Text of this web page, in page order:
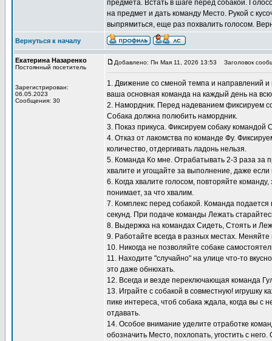
предмета. Встать в шаге перед собакой.
на предмет и дать команду Место. Рукой с
выпрямиться, еще раз похвалить голосом.
Вернуться к началу
Екатерина Назаренко
Постоянный посетитель
Зарегистрирован:
06.05.2023
Сообщения: 30
Добавлено: Пн Мая 11, 2026 13:53 Заголовок
1. Движение со сменой темпа и направлений
ваша основная команда на каждый день на
2. Намордник. Перед надеванием фиксируем
Собака должна полюбить намордник.
3. Показ прикуса. Фиксируем собаку
4. Отказ от лакомства по команде Фу.
количество, отдергивать ладонь нельзя.
5. Команда Ко мне. Отрабатывать 2-3 раза за
хвалите и угощайте за выполнение, даже
6. Когда хвалите голосом, повторяйте
понимает, за что хвалим.
7. Комплекс перед собакой. Команда
секунд. При подаче команды Лежать
8. Выдержка на командах Сидеть, Стоять и
9. Работайте всегда в разных местах. Меняйте
10. Никогда не позволяйте собаке
11. Находите "случайно" на улице что-то
это даже обнюхать.
12. Всегда и везде переключающая команда
13. Играйте с собакой в совместную! игрушку
пике интереса, чтоб собака ждала, когда вы с
отдавать.
14. Особое внимание уделите отработке
обозначить Место, похлопать, угостить с